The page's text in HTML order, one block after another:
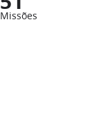
Missões